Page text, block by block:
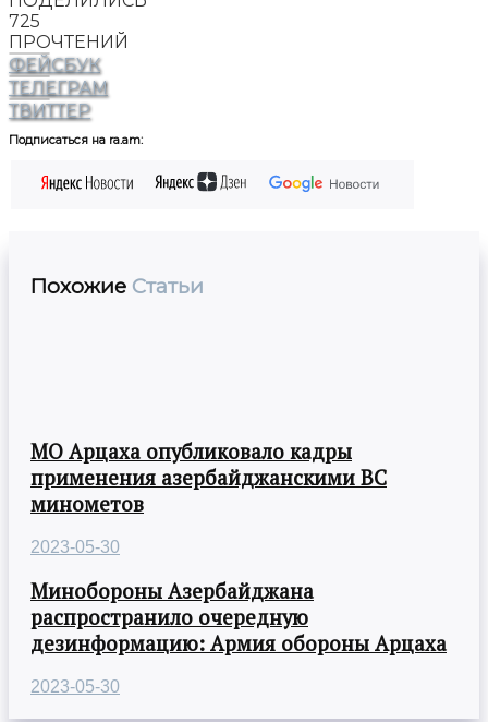
725
ПРОЧТЕНИЙ
ФЕЙСБУК
ТЕЛЕГРАМ
ТВИТТЕР
Подписаться на ra.am:
Похожие Статьи
МО Арцаха опубликовало кадры
применения азербайджанскими ВС
минометов
2023-05-30
Минобороны Азербайджана
распространило очередную
дезинформацию: Армия обороны Арцаха
2023-05-30